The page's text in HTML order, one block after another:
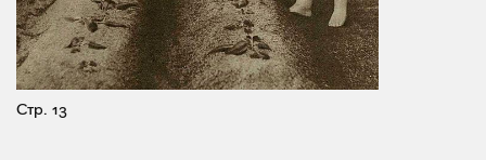
Стр. 13